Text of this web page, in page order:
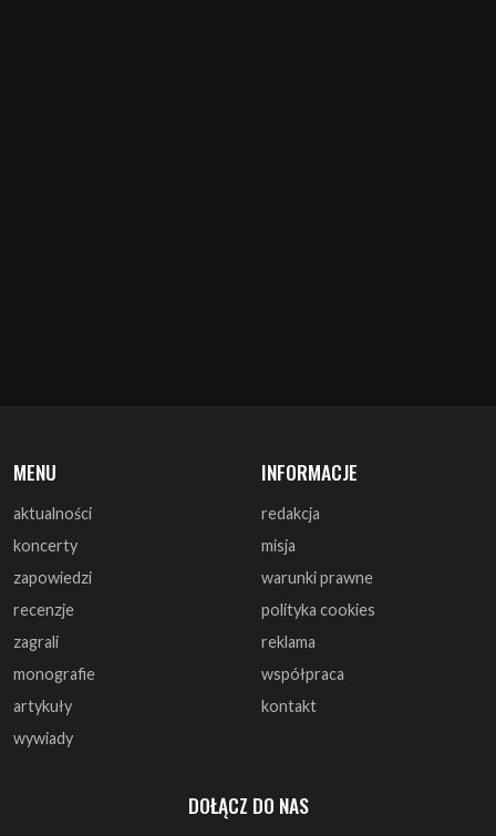
aktualności
zapowiedzi
recenzje
zagrali
monografie
artykuły
wywiady
redakcja
warunki prawne
polityka cookies
reklama
współpraca
kontakt
DOŁĄCZ DO NAS